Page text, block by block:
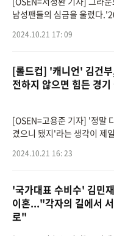
남성팬들의 심금을 울렸다
어(공격수팀)'를 상대
2024.10.21 17: 09
[롤드컵] '캐니언' 김건
전하지 않으면 힘든 경
[OSEN=고용준 기자] '정말
겼으니 됐지'라는 생각이 제
겪었던 플라
2024.10.21 16: 23
'국가대표 수비수' 김민
이혼..."각자의 길에서
로"